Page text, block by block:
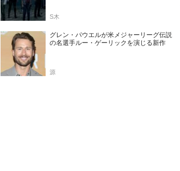
S木
グレン・パウエルが米メジャーリーグ伝説
の名選手ルー・ゲーリックを演じる新作
源